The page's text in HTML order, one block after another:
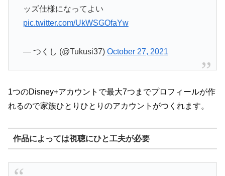
ッズ仕様になってよい
pic.twitter.com/UkWSGOfaYw
— つくし (@Tukusi37) October 27, 2021
1つのDisney+アカウントで最大7つまでプロフィールが作
れるので家族ひとりひとりのアカウントがつくれます。
作品によっては視聴にひと工夫が必要